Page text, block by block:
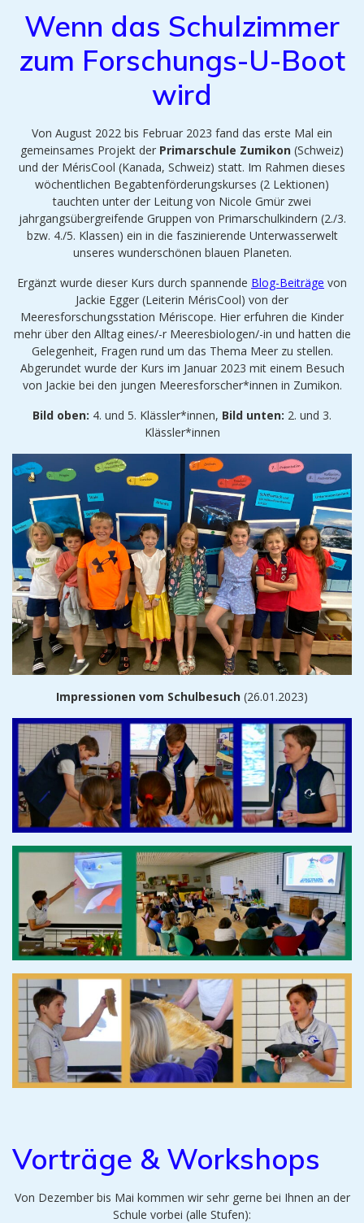
Wenn das Schulzimmer
zum Forschungs-U-Boot
wird
Von August 2022 bis Februar 2023 fand das erste Mal ein
gemeinsames Projekt der Primarschule Zumikon (Schweiz)
und der MérisCool (Kanada, Schweiz) statt. Im Rahmen dieses
wöchentlichen Begabtenförderungskurses (2 Lektionen)
tauchten unter der Leitung von Nicole Gmür zwei
jahrgangsübergreifende Gruppen von Primarschulkindern (2./3.
bzw. 4./5. Klassen) ein in die faszinierende Unterwasserwelt
unseres wunderschönen blauen Planeten.
Ergänzt wurde dieser Kurs durch spannende Blog-Beiträge von
Jackie Egger (Leiterin MérisCool) von der
Meeresforschungsstation Mériscope. Hier erfuhren die Kinder
mehr über den Alltag eines/-r Meeresbiologen/-in und hatten die
Gelegenheit, Fragen rund um das Thema Meer zu stellen.
Abgerundet wurde der Kurs im Januar 2023 mit einem Besuch
von Jackie bei den jungen Meeresforscher*innen in Zumikon.
Bild oben: 4. und 5. Klässler*innen, Bild unten: 2. und 3.
Klässler*innen
Impressionen vom Schulbesuch (26.01.2023)
Vorträge & Workshops
Von Dezember bis Mai kommen wir sehr gerne bei Ihnen an der
Schule vorbei (alle Stufen):